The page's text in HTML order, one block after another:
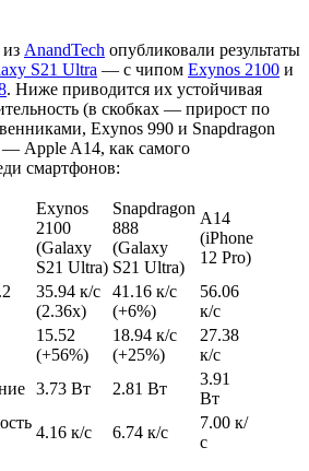
AnandTech опубликовали результаты
S21 Ultra — с чипом Exynos 2100 и
. Ниже приводится их устойчивая
(в скобках — прирост по
Exynos 990 и Snapdragon
Apple A14, как самого
смартфонов:
Exynos
2100
(Galaxy
S21 Ultra)
Snapdragon
888
(Galaxy
S21 Ultra)
A14
(iPhone
12 Pro)
35.94 к/с
(2.36x)
41.16 к/с
(+6%)
56.06
к/с
15.52
(+56%)
18.94 к/с
(+25%)
27.38
к/с
3.73 Вт 2.81 Вт
3.91
Вт
4.16 к/с 6.74 к/с
7.00 к/
с